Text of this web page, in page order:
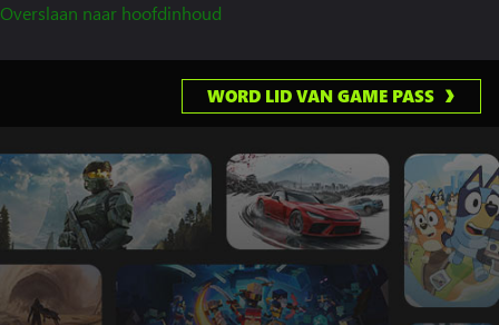
Overslaan naar hoofdinhoud
WORD LID VAN GAME PASS